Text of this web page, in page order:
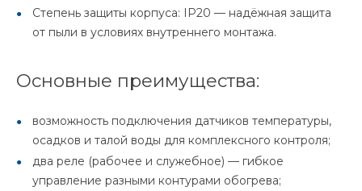
Степень защиты корпуса: IP20 — надёжная защита
от пыли в условиях внутреннего монтажа.
Основные преимущества:
возможность подключения датчиков температуры,
осадков и талой воды для комплексного контроля;
два реле (рабочее и служебное) — гибкое
управление разными контурами обогрева;